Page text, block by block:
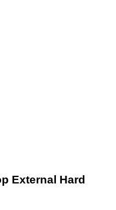
External Hard